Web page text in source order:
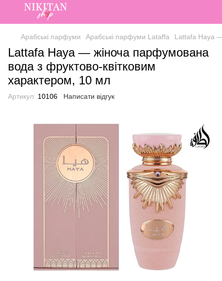
Арабські парфуми Арабські парфуми Lataffa Lattafa Haya
Lattafa Haya — жіноча парфумована
вода з фруктово-квітковим
характером, 10 мл
Артикул: 10106 Написати відгук